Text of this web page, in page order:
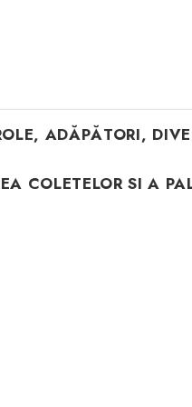
ADĂPĂTORI,
COLETELOR SI A